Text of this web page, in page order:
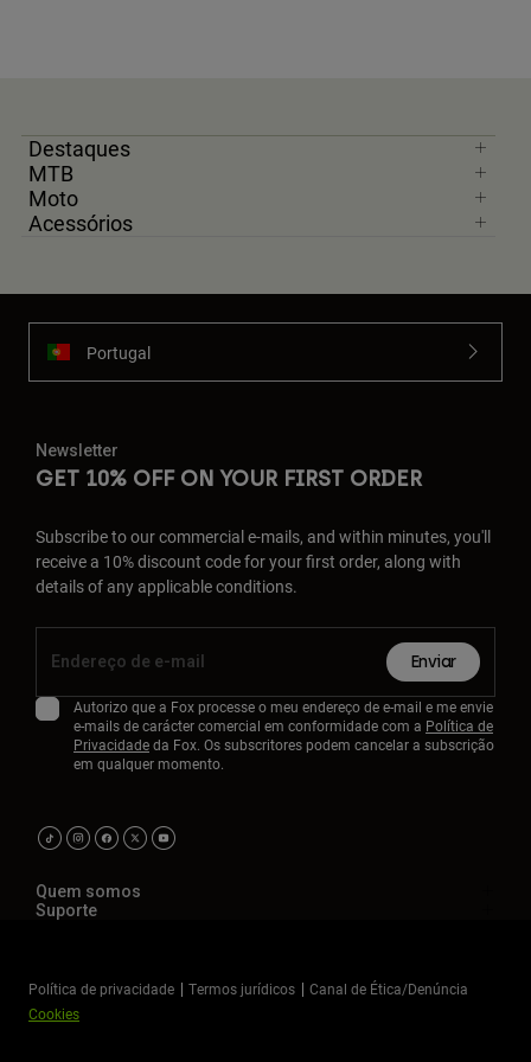
Destaques
MTB
Moto
Acessórios
Portugal
Newsletter
GET 10% OFF ON YOUR FIRST ORDER
Subscribe to our commercial e-mails, and within minutes, you'll
receive a 10% discount code for your first order, along with
details of any applicable conditions.
Enviar
Autorizo que a Fox processe o meu endereço de e-mail e me envie
e-mails de carácter comercial em conformidade com a Política de
Privacidadeda Fox. Os subscritores podem cancelar a subscrição
em qualquer momento.
Quem somos
Suporte
Política de privacidade Termos jurídicos
Canal de Ética/Denúncia
Cookies